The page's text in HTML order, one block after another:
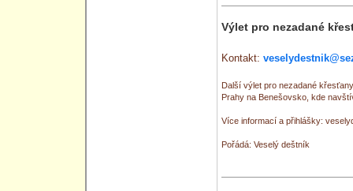
Výlet pro nezadané
Kontakt:
Další výlet pro nezadané
Prahy na Benešovsko, kde
Více informací a přihlášky:
Pořádá: Veselý deštník